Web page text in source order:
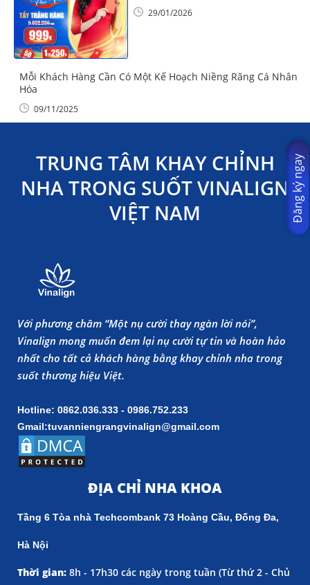
29/01/2026
Mỗi Khách Hàng Cần Có Một Kế Hoạch Niềng Răng Cá Nhân
Hóa
09/11/2025
TRUNG TÂM KHAY CHỈNH
NHA TRONG SUỐT VINALIGN
VIỆT NAM
Với phương châm “Một nụ cười thay ngàn lời nói”,
Vinalign mong muốn đem lại nụ cười tự tin và hoàn hảo
nhất cho tất cả khách hàng bằng khay chỉnh nha trong
suốt thương hiệu Việt.
Hotline: 0862.036.333 - 0986.752.233
Gmail:tuvanniengrangvinalign@gmail.com
ĐỊA CHỈ NHA KHOA
Tầng 6 Tòa nhà Techcombank 73 Hoàng Cầu, Đống Đa,
Hà Nội
Thời gian: 8h - 17h30 các ngày trong tuần (Từ thứ 2 - Chủ
Đăng ký ngay